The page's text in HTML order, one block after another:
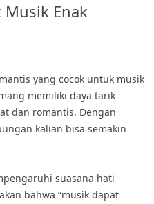
Enak
yang cocok untuk musik
memiliki daya tarik
dan romantis. Dengan
kalian bisa semakin
suasana hati
bahwa “musik dapat